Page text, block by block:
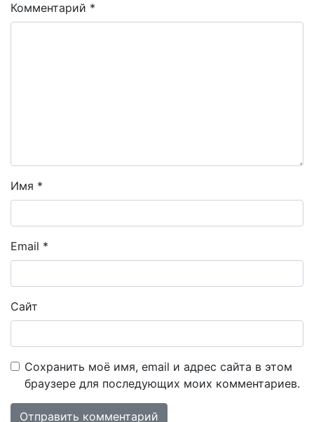
Комментарий *
Имя *
Email *
Сайт
Сохранить моё имя, email и адрес сайта в этом
браузере для последующих моих комментариев.